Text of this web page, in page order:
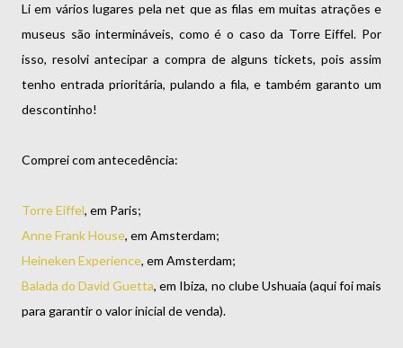
Li em vários lugares pela net que as filas em muitas atrações e
museus são intermináveis, como é o caso da Torre Eiffel. Por
isso, resolvi antecipar a compra de alguns tickets, pois assim
tenho entrada prioritária, pulando a fila, e também garanto um
descontinho!
Comprei com antecedência:
Torre Eiffel, em Paris;
Anne Frank House, em Amsterdam;
Heineken Experience, em Amsterdam;
Balada do David Guetta, em Ibiza, no clube Ushuaia (aqui foi mais
para garantir o valor inicial de venda).